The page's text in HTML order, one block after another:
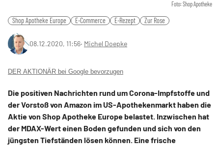
Foto: Shop Apotheke
Shop Apotheke Europe E-Commerce E-Rezept Zur Rose
08.12.2020, 11:56‧ Michel Doepke
DER AKTIONÄR bei Google bevorzugen
Die positiven Nachrichten rund um Corona-Impfstoffe und
der Vorstoß von Amazon im US-Apothekenmarkt haben die
Aktie von Shop Apotheke Europe belastet. Inzwischen hat
der MDAX-Wert einen Boden gefunden und sich von den
jüngsten Tiefständen lösen können. Eine frische